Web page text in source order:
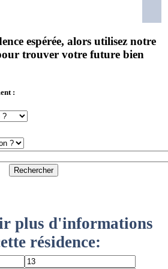
espérée, alors utilisez notre
trouver votre future bien
:
Rechercher
plus d'informations
résidence: